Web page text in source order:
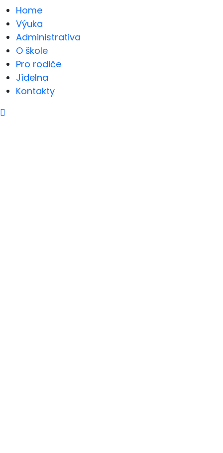
Home
Výuka
Administrativa
O škole
Pro rodiče
Jídelna
Kontakty